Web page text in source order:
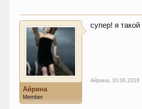
Айрина
Member
супер! я
Айрина 10.06.2018